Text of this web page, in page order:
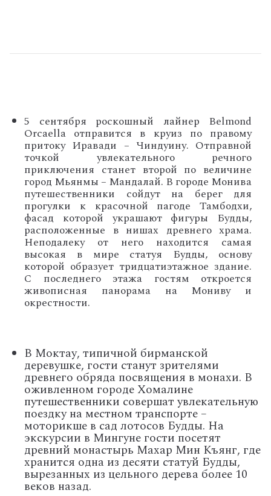
5 сентября роскошный лайнер Belmond
Orcaella отправится в круиз по правому
притоку Иравади – Чиндуину. Отправной
точкой увлекательного речного
приключения станет второй по величине
город Мьянмы – Мандалай. В городе Монива
путешественники сойдут на берег для
прогулки к красочной пагоде Тамбодхи,
фасад которой украшают фигуры Будды,
расположенные в нишах древнего храма.
Неподалеку от него находится самая
высокая в мире статуя Будды, основу
которой образует тридцатиэтажное здание.
С последнего этажа гостям откроется
живописная панорама на Мониву и
окрестности.
В Моктау, типичной бирманской
деревушке, гости станут зрителями
древнего обряда посвящения в монахи. В
оживленном городе Хомалине
путешественники совершат увлекательную
поездку на местном транспорте –
моторикше в сад лотосов Будды. На
экскурсии в Мингуне гости посетят
древний монастырь Махар Мин Къянг, где
хранится одна из десяти статуй Будды,
вырезанных из цельного дерева более 10
веков назад.